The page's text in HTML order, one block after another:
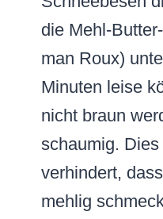
die Mehl-
man Roux)
Minuten leise
nicht braun
schaumig.
verhindert,
mehlig